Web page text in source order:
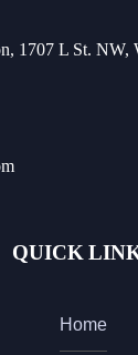
1707 L St.
QUICK
Home